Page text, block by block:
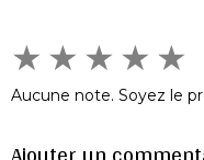
★ ★ ★ ★ ★
Aucune note. Soyez le